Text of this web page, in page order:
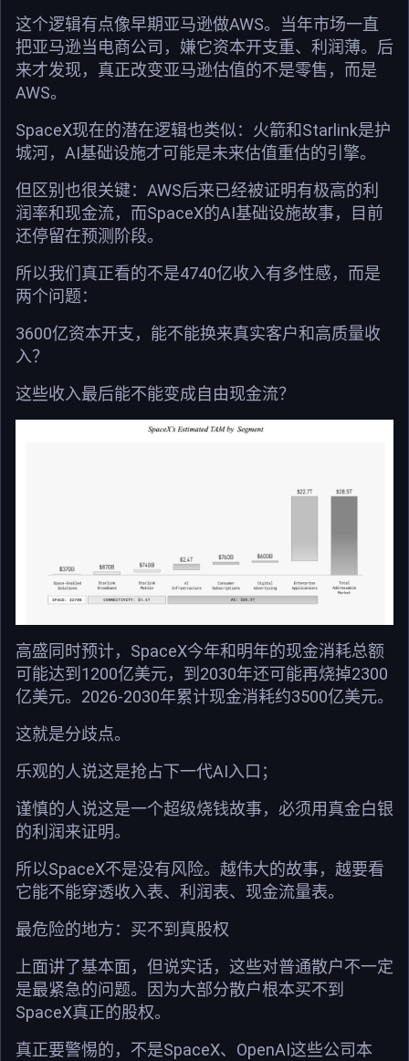
这个逻辑有点像早期亚马逊做AWS。当年市场一直
把亚马逊当电商公司，嫌它资本开支重、利润薄。后
来才发现，真正改变亚马逊估值的不是零售，而是
AWS。
SpaceX现在的潜在逻辑也类似：火箭和Starlink是护
城河，AI基础设施才可能是未来估值重估的引擎。
但区别也很关键：AWS后来已经被证明有极高的利
润率和现金流，而SpaceX的AI基础设施故事，目前
还停留在预测阶段。
所以我们真正看的不是4740亿收入有多性感，而是
两个问题：
3600亿资本开支，能不能换来真实客户和高质量收
入？
这些收入最后能不能变成自由现金流？
高盛同时预计，SpaceX今年和明年的现金消耗总额
可能达到1200亿美元，到2030年还可能再烧掉2300
亿美元。2026-2030年累计现金消耗约3500亿美元。
这就是分歧点。
乐观的人说这是抢占下一代AI入口；
谨慎的人说这是一个超级烧钱故事，必须用真金白银
的利润来证明。
所以SpaceX不是没有风险。越伟大的故事，越要看
它能不能穿透收入表、利润表、现金流量表。
最危险的地方：买不到真股权
上面讲了基本面，但说实话，这些对普通散户不一定
是最紧急的问题。因为大部分散户根本买不到
SpaceX真正的股权。
真正要警惕的，不是SpaceX、OpenAI这些公司本